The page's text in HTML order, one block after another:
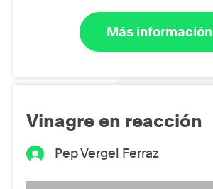
Más información
Vinagre en reacción
Pep Vergel Ferraz